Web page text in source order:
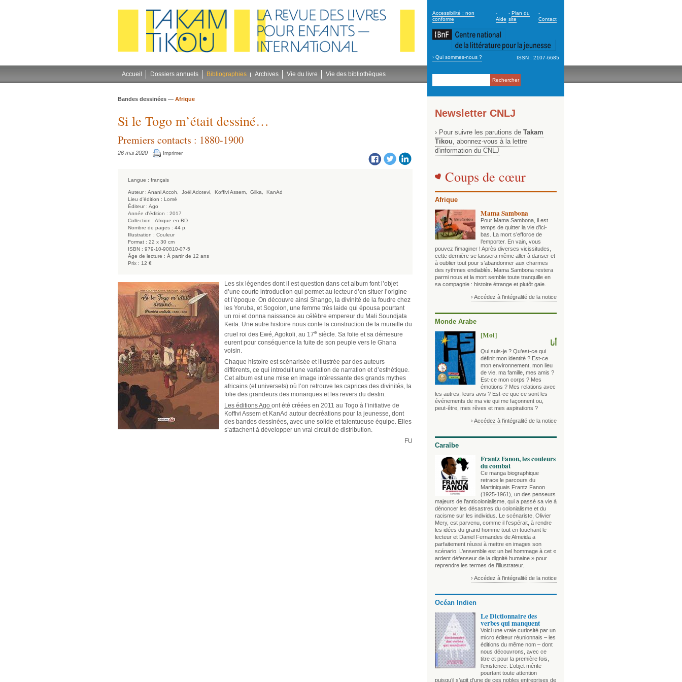
secondary_2
Accessibilité : non
conforme
-
Aide
-Plan du
site
-
Contact
Navigation
› Qui sommes-nous ? ISSN : 2107-6685
Accueil Dossiers annuels Bibliographies Archives Vie du livre Vie des bibliothèques
Bandes dessinées — Afrique
Si le Togo m’était dessiné…
Premiers contacts : 1880-1900
26 mai 2020 Imprimer
Langue : français
Auteur : Anani Accoh, Joël Adotevi, Koffivi Assem, Gilka,
KanAd
Lieu d'édition : Lomé
Éditeur : Ago
Année d'édition : 2017
Collection : Afrique en BD
Nombre de pages : 44 p.
Illustration : Couleur
Format : 22 x 30 cm
ISBN : 979-10-90810-07-5
Âge de lecture : À partir de 12 ans
Prix : 12 €
Les six légendes dont il est question dans cet album font l’objet
d’une courte introduction qui permet au lecteur d’en situer l’origine
et l’époque. On découvre ainsi Shango, la divinité de la foudre chez
les Yoruba, et Sogolon, une femme très laide qui épousa pourtant
un roi et donna naissance au célèbre empereur du Mali Soundjata
Keita. Une autre histoire nous conte la construction de la muraille du
cruel roi des Ewé, Agokoli, au 17e siècle. Sa folie et sa démesure
eurent pour conséquence la fuite de son peuple vers le Ghana
voisin.
Chaque histoire est scénarisée et illustrée par des auteurs
différents, ce qui introduit une variation de narration et d’esthétique.
Cet album est une mise en image intéressante des grands mythes
africains (et universels) où l’on retrouve les caprices des divinités, la
folie des grandeurs des monarques et les revers du destin.
Les éditions Ago ont été créées en 2011 au Togo à l’initiative de
Koffivi Assem et KanAd autour decréations pour la jeunesse, dont
des bandes dessinées, avec une solide et talentueuse équipe. Elles
s’attachent à développer un vrai circuit de distribution.
FU
Newsletter CNLJ
› Pour suivre les parutions de Takam
Tikou, abonnez-vous à la lettre
d'information du CNLJ
Coups de cœur
Afrique
Mama Sambona
Pour Mama Sambona, il est
temps de quitter la vie d’ici-
bas. La mort s’efforce de
l’emporter. En vain, vous
pouvez l’imaginer ! Après diverses vicissitudes,
cette dernière se laissera même aller à danser et
à oublier tout pour s’abandonner aux charmes
des rythmes endiablés. Mama Sambona restera
parmi nous et la mort semble toute tranquille en
sa compagnie : histoire étrange et plutôt gaie.
› Accédez à l'intégralité de la notice
Monde Arabe
[Moi]
أنا
Qui suis-je ? Qu’est-ce qui
définit mon identité ? Est-ce
mon environnement, mon lieu
de vie, ma famille, mes amis ?
Est-ce mon corps ? Mes
émotions ? Mes relations avec
les autres, leurs avis ? Est-ce que ce sont les
événements de ma vie qui me façonnent ou,
peut-être, mes rêves et mes aspirations ?
› Accédez à l'intégralité de la notice
Caraïbe
Frantz Fanon, les couleurs
du combat
Ce manga biographique
retrace le parcours du
Martiniquais Frantz Fanon
(1925-1961), un des penseurs
majeurs de l’anticolonialisme, qui a passé sa vie à
dénoncer les désastres du colonialisme et du
racisme sur les individus. Le scénariste, Olivier
Mery, est parvenu, comme il l’espérait, à rendre
les idées du grand homme tout en touchant le
lecteur et Daniel Fernandes de Almeida a
parfaitement réussi à mettre en images son
scénario. L’ensemble est un bel hommage à cet «
ardent défenseur de la dignité humaine » pour
reprendre les termes de l’illustrateur.
› Accédez à l'intégralité de la notice
Océan Indien
Le Dictionnaire des
verbes qui manquent
Voici une vraie curiosité par un
micro éditeur réunionnais – les
éditions du même nom – dont
nous découvrons, avec ce
titre et pour la première fois,
l’existence. L’objet mérite
pourtant toute attention
puisqu’il s’agit d’une de ces nobles entreprises de